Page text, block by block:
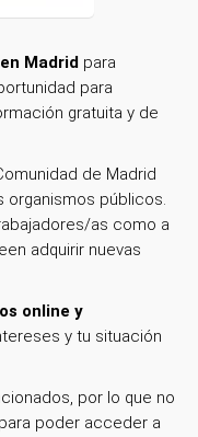
Madrid para
para
gratuita y de
de Madrid
organismos públicos.
as como a
adquirir nuevas
online y
y tu situación
por lo que no
poder acceder a